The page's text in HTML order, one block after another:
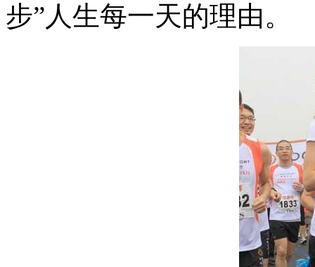
步”人生每一天的理由。